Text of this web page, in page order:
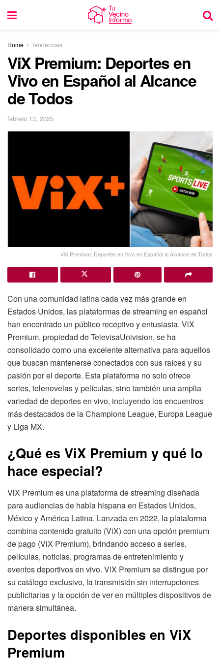
Home Tendencias
ViX Premium: Deportes en
Vivo en Español al Alcance
de Todos
febrero 13, 2025
ViX Premium: Deportes en Vivo en Español al Alcance de Todos
Con una comunidad latina cada vez más grande en
Estados Unidos, las plataformas de streaming en español
han encontrado un público receptivo y entusiasta. ViX
Premium, propiedad de TelevisaUnivision, se ha
consolidado como una excelente alternativa para aquellos
que buscan mantenerse conectados con sus raíces y su
pasión por el deporte. Esta plataforma no solo ofrece
series, telenovelas y películas, sino también una amplia
variedad de deportes en vivo, incluyendo los encuentros
más destacados de la Champions League, Europa League
y Liga MX.
¿Qué es ViX Premium y qué lo
hace especial?
ViX Premium es una plataforma de streaming diseñada
para audiencias de habla hispana en Estados Unidos,
México y América Latina. Lanzada en 2022, la plataforma
combina contenido gratuito (ViX) con una opción premium
de pago (ViX Premium), brindando acceso a series,
películas, noticias, programas de entretenimiento y
eventos deportivos en vivo. ViX Premium se distingue por
su catálogo exclusivo, la transmisión sin interrupciones
publicitarias y la opción de ver en múltiples dispositivos de
manera simultánea.
Deportes disponibles en ViX
Premium